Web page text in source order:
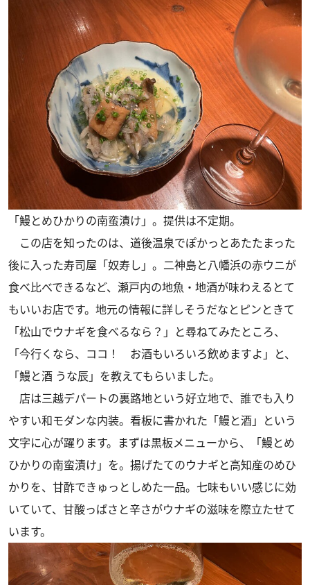
「鰻とめひかりの南蛮漬け」。提供は不定期。
この店を知ったのは、道後温泉でぽかっとあたたまった
後に入った寿司屋「奴寿し」。二神島と八幡浜の赤ウニが
食べ比べできるなど、瀬戸内の地魚・地酒が味わえるとて
もいいお店です。地元の情報に詳しそうだなとピンときて
「松山でウナギを食べるなら？」と尋ねてみたところ、
「今行くなら、ココ！ お酒もいろいろ飲めますよ」と、
「鰻と酒 うな辰」を教えてもらいました。
店は三越デパートの裏路地という好立地で、誰でも入り
やすい和モダンな内装。看板に書かれた「鰻と酒」という
文字に心が躍ります。まずは黒板メニューから、「鰻とめ
ひかりの南蛮漬け」を。揚げたてのウナギと高知産のめひ
かりを、甘酢できゅっとしめた一品。七味もいい感じに効
いていて、甘酸っぱさと辛さがウナギの滋味を際立たせて
います。